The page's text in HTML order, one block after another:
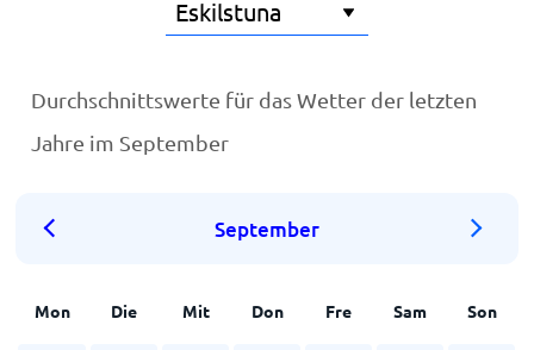
Durchschnittswerte für das Wetter der letzten
Jahre im September
September
Mon Die Mit Don Fre Sam Son